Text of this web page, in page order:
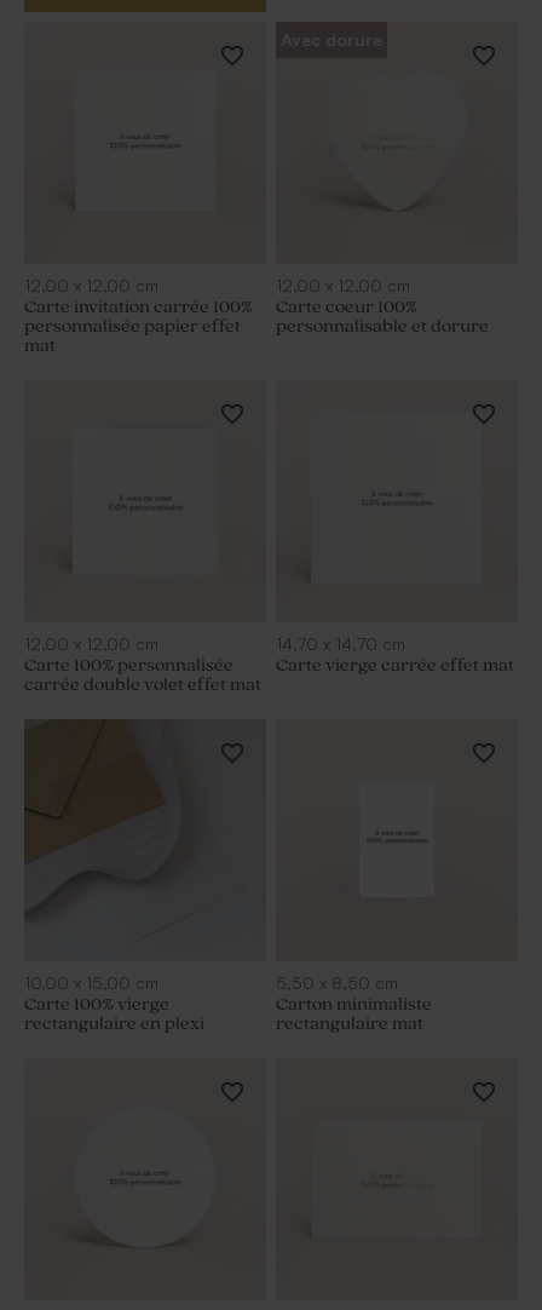
12,00 x 12,00 cm
Carte invitation carrée 100%
personnalisée papier effet
mat
Avec dorure
12,00 x 12,00 cm
Carte coeur 100%
personnalisable et dorure
12,00 x 12,00 cm
Carte 100% personnalisée
carrée double volet effet mat
14,70 x 14,70 cm
Carte vierge carrée effet mat
10,00 x 15,00 cm
Carte 100% vierge
rectangulaire en plexi
5,50 x 8,50 cm
Carton minimaliste
rectangulaire mat